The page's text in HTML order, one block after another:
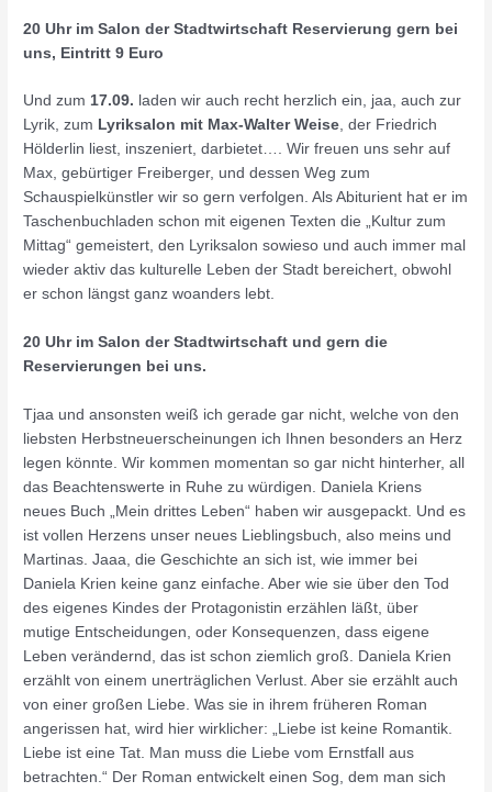
20 Uhr im Salon der Stadtwirtschaft Reservierung gern bei
uns, Eintritt 9 Euro
Und zum 17.09. laden wir auch recht herzlich ein, jaa, auch zur
Lyrik, zum Lyriksalon mit Max-Walter Weise, der Friedrich
Hölderlin liest, inszeniert, darbietet…. Wir freuen uns sehr auf
Max, gebürtiger Freiberger, und dessen Weg zum
Schauspielkünstler wir so gern verfolgen. Als Abiturient hat er im
Taschenbuchladen schon mit eigenen Texten die „Kultur zum
Mittag“ gemeistert, den Lyriksalon sowieso und auch immer mal
wieder aktiv das kulturelle Leben der Stadt bereichert, obwohl
er schon längst ganz woanders lebt.
20 Uhr im Salon der Stadtwirtschaft und gern die
Reservierungen bei uns.
Tjaa und ansonsten weiß ich gerade gar nicht, welche von den
liebsten Herbstneuerscheinungen ich Ihnen besonders an Herz
legen könnte. Wir kommen momentan so gar nicht hinterher, all
das Beachtenswerte in Ruhe zu würdigen. Daniela Kriens
neues Buch „Mein drittes Leben“ haben wir ausgepackt. Und es
ist vollen Herzens unser neues Lieblingsbuch, also meins und
Martinas. Jaaa, die Geschichte an sich ist, wie immer bei
Daniela Krien keine ganz einfache. Aber wie sie über den Tod
des eigenes Kindes der Protagonistin erzählen läßt, über
mutige Entscheidungen, oder Konsequenzen, dass eigene
Leben verändernd, das ist schon ziemlich groß. Daniela Krien
erzählt von einem unerträglichen Verlust. Aber sie erzählt auch
von einer großen Liebe. Was sie in ihrem früheren Roman
angerissen hat, wird hier wirklicher: „Liebe ist keine Romantik.
Liebe ist eine Tat. Man muss die Liebe vom Ernstfall aus
betrachten.“ Der Roman entwickelt einen Sog, dem man sich